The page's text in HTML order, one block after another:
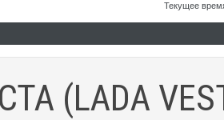
Текущее
(LADA